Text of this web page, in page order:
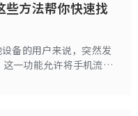
方法帮你快速找
备的用户来说，突然发
一功能允许将手机流量
联网。